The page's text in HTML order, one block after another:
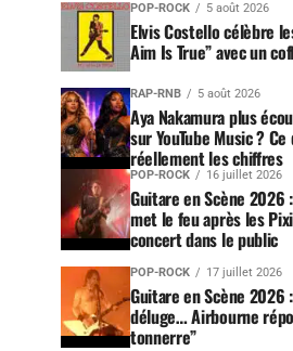
POP-ROCK 5 août 2026
Elvis Costello célèbre
Aim Is True” avec un
RAP-RNB 5 août 2026
Aya Nakamura plus
sur YouTube Music ?
réellement les chiffres
POP-ROCK 16 juillet 2026
Guitare en Scène 2026
met le feu après les
concert dans le public
POP-ROCK 17 juillet 2026
Guitare en Scène 2026
déluge… Airbourne
tonnerre”